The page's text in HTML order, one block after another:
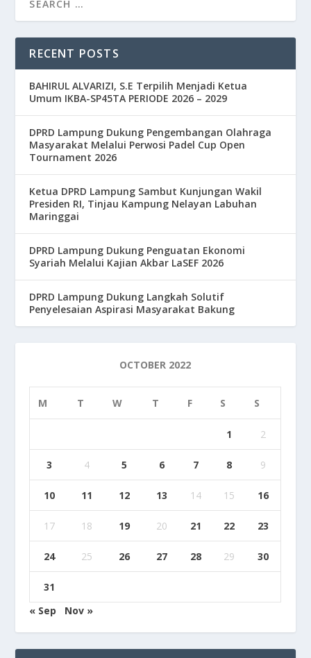
RECENT POSTS
BAHIRUL ALVARIZI, S.E Terpilih Menjadi Ketua
Umum IKBA-SP45TA PERIODE 2026 – 2029
DPRD Lampung Dukung Pengembangan Olahraga
Masyarakat Melalui Perwosi Padel Cup Open
Tournament 2026
Ketua DPRD Lampung Sambut Kunjungan Wakil
Presiden RI, Tinjau Kampung Nelayan Labuhan
Maringgai
DPRD Lampung Dukung Penguatan Ekonomi
Syariah Melalui Kajian Akbar LaSEF 2026
DPRD Lampung Dukung Langkah Solutif
Penyelesaian Aspirasi Masyarakat Bakung
OCTOBER 2022
M T W T F S S
1 2
3 4 5 6 7 8 9
10 11 12 13 14 15 16
17 18 19 20 21 22 23
24 25 26 27 28 29 30
31
« Sep
Nov »